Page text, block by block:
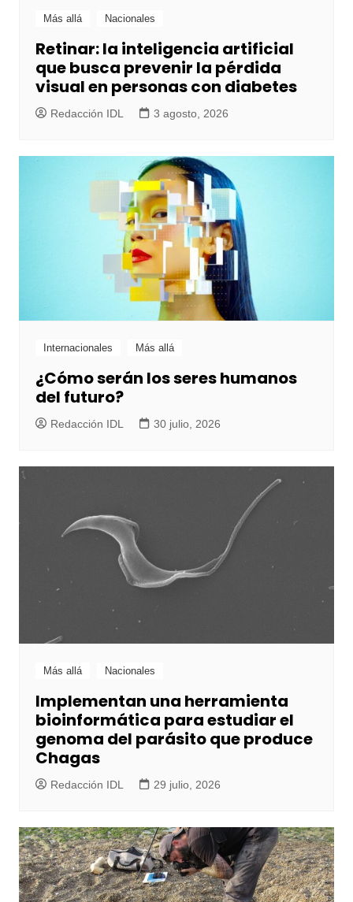
Más allá Nacionales
Retinar: la inteligencia artificial
que busca prevenir la pérdida
visual en personas con diabetes
Redacción IDL 3 agosto, 2026
Internacionales Más allá
¿Cómo serán los seres humanos
del futuro?
Redacción IDL 30 julio, 2026
Más allá Nacionales
Implementan una herramienta
bioinformática para estudiar el
genoma del parásito que produce
Chagas
Redacción IDL 29 julio, 2026